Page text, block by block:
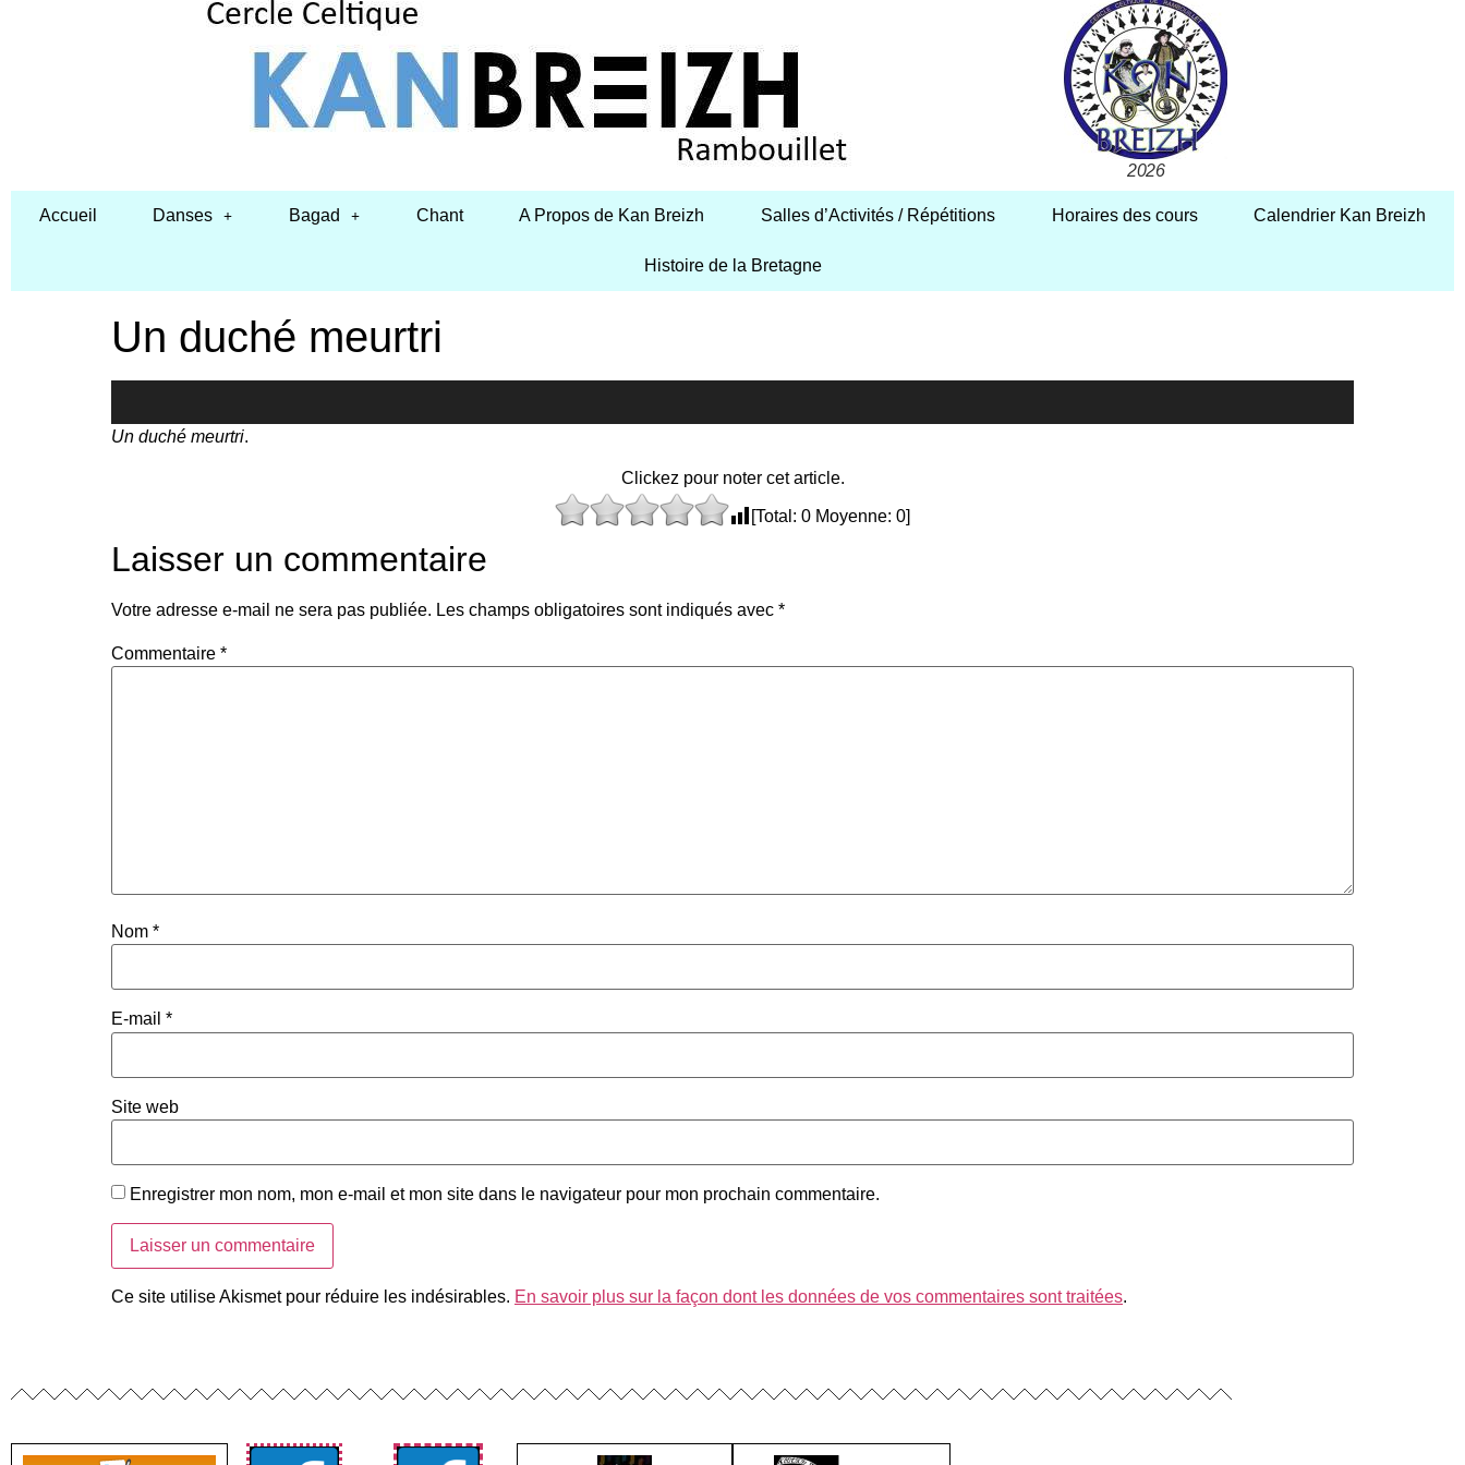
2026
Accueil Danses Bagad Chant A Propos de Kan Breizh Salles d’Activités / Répétitions Horaires des cours Calendrier Kan Breizh
Histoire de la Bretagne
Un duché meurtri
Un duché meurtri.
Clickez pour noter cet article.
[Total: 0 Moyenne: 0]
Laisser un commentaire
Votre adresse e-mail ne sera pas publiée. Les champs obligatoires sont indiqués avec *
Commentaire *
Nom *
E-mail *
Site web
Enregistrer mon nom, mon e-mail et mon site dans le navigateur pour mon prochain commentaire.
Ce site utilise Akismet pour réduire les indésirables. En savoir plus sur la façon dont les données de vos commentaires sont traitées.